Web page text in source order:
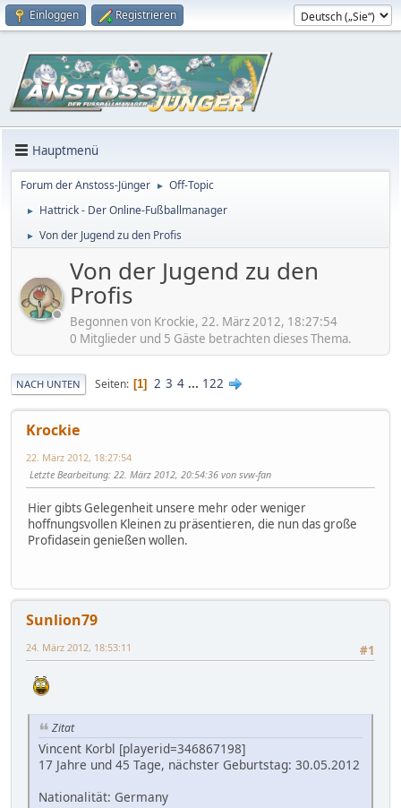
Einloggen Registrieren
Hauptmenü
Forum der Anstoss-Jünger ► Off-Topic
► Hattrick - Der Online-Fußballmanager
► Von der Jugend zu den Profis
Von der Jugend zu den
Profis
Begonnen von Krockie, 22. März 2012, 18:27:54
0 Mitglieder und 5 Gäste betrachten dieses Thema.
NACH UNTEN Seiten 1 2 3 4 ... 122
Krockie
22. März 2012, 18:27:54
Letzte Bearbeitung: 22. März 2012, 20:54:36 von svw-fan
Hier gibts Gelegenheit unsere mehr oder weniger
hoffnungsvollen Kleinen zu präsentieren, die nun das große
Profidasein genießen wollen.
Sunlion79
#1
24. März 2012, 18:53:11
Zitat
Vincent Korbl [playerid=346867198]
17 Jahre und 45 Tage, nächster Geburtstag: 30.05.2012
Nationalität: Germany